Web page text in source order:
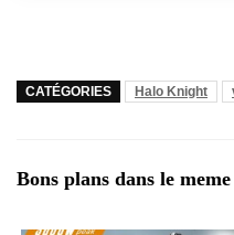
CATÉGORIES Halo Knight
Bons plans dans le